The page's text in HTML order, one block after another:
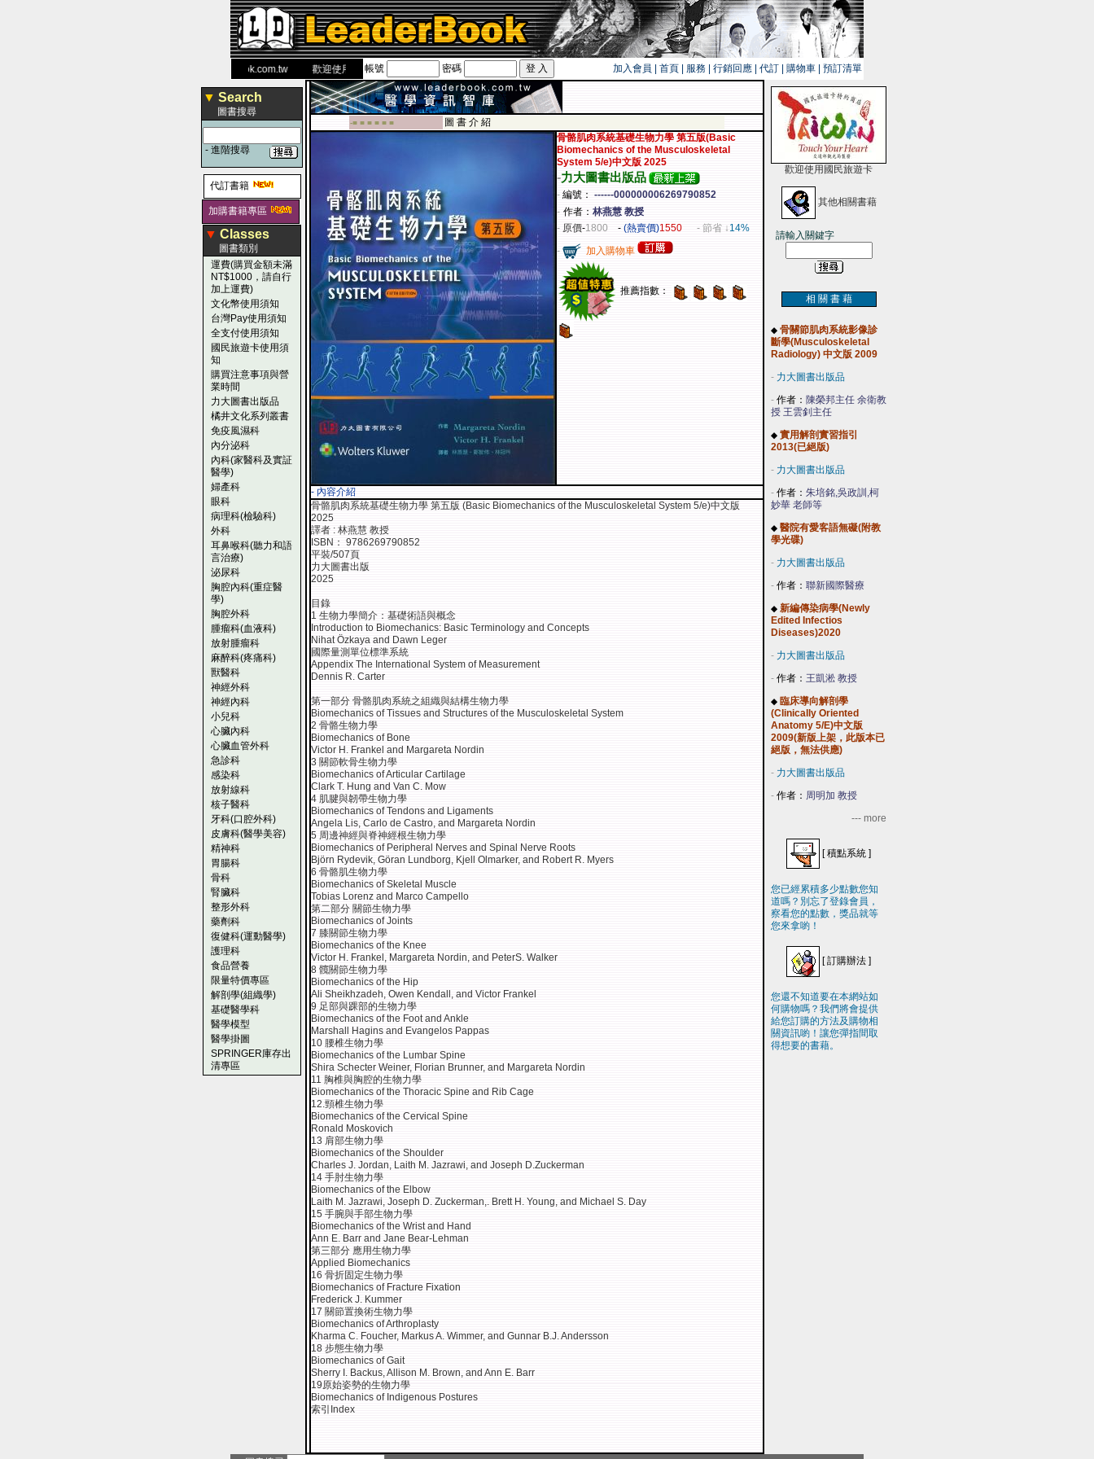
www.leaderbook.com.tw歡迎使用 國民旅遊卡！！
帳號 密碼 加入會員 首頁 服務 行銷回應 代訂 購物車 預訂清單
▼ Search
圖書搜尋
- 進階搜尋
代訂書籍
加購書籍專區
▼ Classes
圖書類別
運費(購買金額未滿
NT$1000，請自行
加上運費)
文化幣使用須知
台灣Pay使用須知
全支付使用須知
國民旅遊卡使用須
知
購買注意事項與營
業時間
力大圖書出版品
橘井文化系列叢書
免疫風濕科
內分泌科
內科(家醫科及實証
醫學)
婦產科
眼科
病理科(檢驗科)
外科
耳鼻喉科(聽力和語
言治療)
泌尿科
胸腔內科(重症醫
學)
胸腔外科
腫瘤科(血液科)
放射腫瘤科
麻醉科(疼痛科)
獸醫科
神經外科
神經內科
小兒科
心臟內科
心臟血管外科
急診科
感染科
放射線科
核子醫科
牙科(口腔外科)
皮膚科(醫學美容)
精神科
胃腸科
骨科
腎臟科
整形外科
藥劑科
復健科(運動醫學)
護理科
食品營養
限量特價專區
解剖學(組織學)
基礎醫學科
醫學模型
醫學掛圖
SPRINGER庫存出
清專區
-■ ■ ■ ■ ■ ■
圖 書 介 紹
骨骼肌肉系統基礎生物力學 第五版(Basic
Biomechanics of the Musculoskeletal
System 5/e)中文版 2025
-力大圖書出版品
- 編號： ------000000006269790852
- 作者： 林燕慧 教授
- 原價-1800 - (熱賣價)1550 - 節省 ↓ 14%
-
加入購物車
推薦指數：
- 內容介紹
骨骼肌肉系統基礎生物力學 第五版 (Basic Biomechanics of the Musculoskeletal System 5/e)中文版
2025
譯者 : 林燕慧 教授
ISBN： 9786269790852
平裝/507頁
力大圖書出版
2025
目錄
1 生物力學簡介：基礎術語與概念
Introduction to Biomechanics: Basic Terminology and Concepts
Nihat Özkaya and Dawn Leger
國際量測單位標準系統
Appendix The International System of Measurement
Dennis R. Carter
第一部分 骨骼肌肉系統之組織與結構生物力學
Biomechanics of Tissues and Structures of the Musculoskeletal System
2 骨骼生物力學
Biomechanics of Bone
Victor H. Frankel and Margareta Nordin
3 關節軟骨生物力學
Biomechanics of Articular Cartilage
Clark T. Hung and Van C. Mow
4 肌腱與韌帶生物力學
Biomechanics of Tendons and Ligaments
Angela Lis, Carlo de Castro, and Margareta Nordin
5 周邊神經與脊神經根生物力學
Biomechanics of Peripheral Nerves and Spinal Nerve Roots
Björn Rydevik, Göran Lundborg, Kjell Olmarker, and Robert R. Myers
6 骨骼肌生物力學
Biomechanics of Skeletal Muscle
Tobias Lorenz and Marco Campello
第二部分 關節生物力學
Biomechanics of Joints
7 膝關節生物力學
Biomechanics of the Knee
Victor H. Frankel, Margareta Nordin, and PeterS. Walker
8 髖關節生物力學
Biomechanics of the Hip
Ali Sheikhzadeh, Owen Kendall, and Victor Frankel
9 足部與踝部的生物力學
Biomechanics of the Foot and Ankle
Marshall Hagins and Evangelos Pappas
10 腰椎生物力學
Biomechanics of the Lumbar Spine
Shira Schecter Weiner, Florian Brunner, and Margareta Nordin
11 胸椎與胸腔的生物力學
Biomechanics of the Thoracic Spine and Rib Cage
12.頸椎生物力學
Biomechanics of the Cervical Spine
Ronald Moskovich
13 肩部生物力學
Biomechanics of the Shoulder
Charles J. Jordan, Laith M. Jazrawi, and Joseph D.Zuckerman
14 手肘生物力學
Biomechanics of the Elbow
Laith M. Jazrawi, Joseph D. Zuckerman,. Brett H. Young, and Michael S. Day
15 手腕與手部生物力學
Biomechanics of the Wrist and Hand
Ann E. Barr and Jane Bear-Lehman
第三部分 應用生物力學
Applied Biomechanics
16 骨折固定生物力學
Biomechanics of Fracture Fixation
Frederick J. Kummer
17 關節置換術生物力學
Biomechanics of Arthroplasty
Kharma C. Foucher, Markus A. Wimmer, and Gunnar B.J. Andersson
18 步態生物力學
Biomechanics of Gait
Sherry I. Backus, Allison M. Brown, and Ann E. Barr
19原始姿勢的生物力學
Biomechanics of Indigenous Postures
索引Index
歡迎使用國民旅遊卡
其他相關書藉
請輸入關鍵字
相 關 書 藉
◆ 骨關節肌肉系統影像診
斷學(Musculoskeletal
Radiology) 中文版 2009
- 力大圖書出版品
- 作者： 陳榮邦主任 余衛教
授 王雲釗主任
◆ 實用解剖實習指引
2013(已絕版)
- 力大圖書出版品
- 作者： 朱培銘,吳政訓,柯
妙華 老師等
◆ 醫院有愛客語無礙(附教
學光碟)
- 力大圖書出版品
- 作者： 聯新國際醫療
◆ 新編傳染病學(Newly
Edited Infectios
Diseases)2020
- 力大圖書出版品
- 作者： 王凱淞 教授
◆ 臨床導向解剖學
(Clinically Oriented
Anatomy 5/E)中文版
2009(新版上架，此版本已
絕版，無法供應)
- 力大圖書出版品
- 作者： 周明加 教授
--- more
[積點系統 ]
您已經累積多少點數您知
道嗎？別忘了登錄會員，
察看您的點數，獎品就等
您來拿喲！
[訂購辦法 ]
您還不知道要在本網站如
何購物嗎？我們將會提供
給您訂購的方法及購物相
關資訊喲！讓您彈指間取
得想要的書藉。